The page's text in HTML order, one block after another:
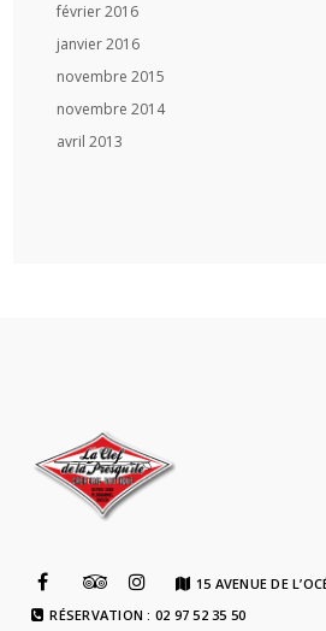
février 2016
janvier 2016
novembre 2015
novembre 2014
avril 2013
15 AVENUE DE
RÉSERVATION : 02 97 52 35 50